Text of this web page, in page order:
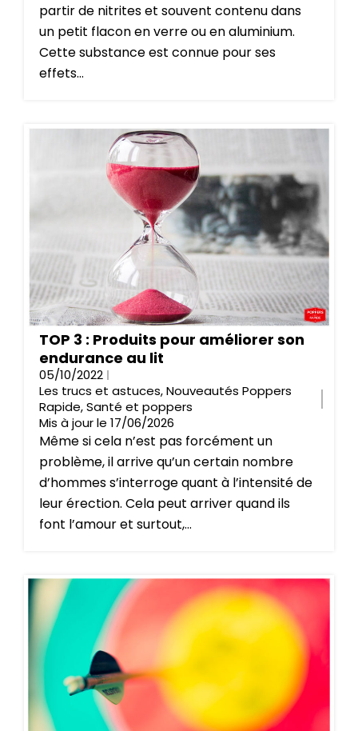
partir de nitrites et souvent contenu dans
un petit flacon en verre ou en aluminium.
Cette substance est connue pour ses
effets...
TOP 3 : Produits pour améliorer son
endurance au lit
05/10/2022
Les trucs et astuces,Nouveautés Poppers
Rapide,Santé et poppers
Mis à jour le 17/06/2026
Même si cela n’est pas forcément un
problème, il arrive qu’un certain nombre
d’hommes s’interroge quant à l’intensité de
leur érection. Cela peut arriver quand ils
font l’amour et surtout,...